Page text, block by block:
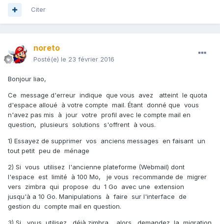
Citer
noreto
Posté(e) le 23 février 2016
Bonjour liao,
Ce message d'erreur indique que vous avez atteint le quota
d'espace alloué à votre compte mail. Étant donné que vous
n'avez pas mis à jour votre profil avec le compte mail en
question, plusieurs solutions s'offrent à vous.
1) Essayez de supprimer vos anciens messages en faisant un
tout petit peu de ménage
2) Si vous utilisez l'ancienne plateforme (Webmail) dont
l'espace est limité à 100 Mo, je vous recommande de migrer
vers zimbra qui propose du 1 Go avec une extension
jusqu'à a 10 Go. Manipulations à faire sur l'interface de
gestion du compte mail en question.